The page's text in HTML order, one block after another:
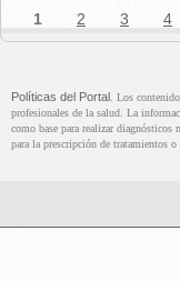
Políticas del Portal . Los
profesionales de la salud. La
como base para realizar
para la prescripción de tratamientos